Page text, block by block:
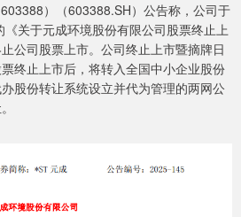
）（603388.SH）公告称，公司于
关于元成环境股份有限公司股票终止上
公司股票上市。公司终止上市暨摘牌日
终止上市后，将转入全国中小企业股份
股份转让系统设立并代为管理的两网公